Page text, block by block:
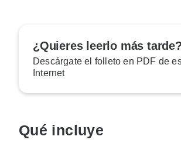
¿Quieres leerlo más tarde?
Descárgate el folleto en PDF de
Internet
Qué incluye